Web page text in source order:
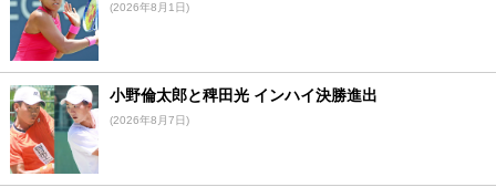
(2026年8月1日)
小野倫太郎と稗田光 インハイ決勝進出
(2026年8月7日)